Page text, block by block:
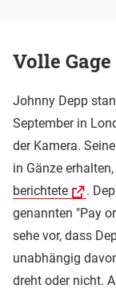
Volle
Johnny Depp
September in
der Kamera.
in Gänze erhalten,
berichtete
.
genannten "Pay
sehe vor, dass
unabhängig
dreht oder nicht.